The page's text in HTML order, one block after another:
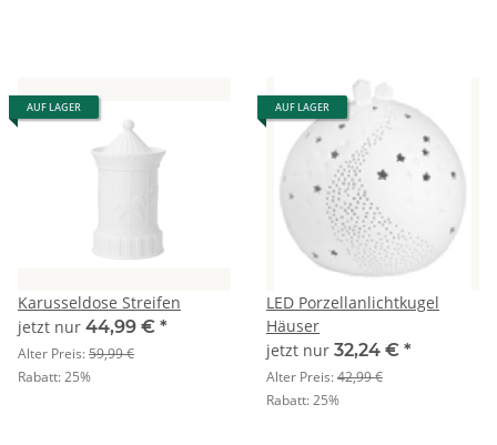
AUF LAGER
Karusseldose Streifen
jetzt nur 44,99 € *
Alter Preis:59,99 €
Rabatt:25%
AUF LAGER
LED Porzellanlichtkugel
Häuser
jetzt nur 32,24 € *
Alter Preis:42,99 €
Rabatt:25%